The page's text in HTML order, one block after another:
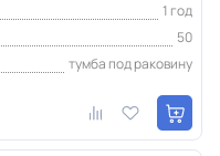
1 год
50
тумба под раковину